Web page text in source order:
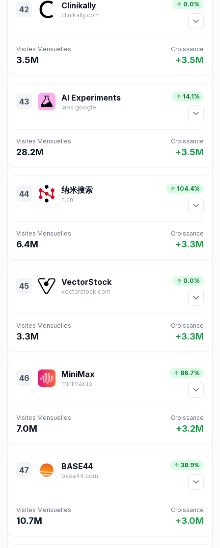
42 Clinikally
clinikally.com
0.0%
Visites Mensuelles
3.5M
Croissance
+3.5M
43 AI Experiments
labs.google
14.1%
Visites Mensuelles
28.2M
Croissance
+3.5M
44 纳米搜索
n.cn
104.4%
Visites Mensuelles
6.4M
Croissance
+3.3M
45 VectorStock
vectorstock.com
0.0%
Visites Mensuelles
3.3M
Croissance
+3.3M
46 MiniMax
minimax.io
86.7%
Visites Mensuelles
7.0M
Croissance
+3.2M
47 BASE44
base44.com
38.9%
Visites Mensuelles
10.7M
Croissance
+3.0M